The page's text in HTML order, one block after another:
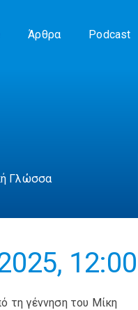
Άρθρα Podcast
Γλώσσα
12:00
τη γέννηση του Μίκη